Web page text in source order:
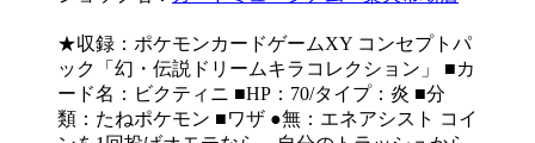
★収録：ポケモンカードゲームXY コンセプトパ
ック「幻・伝説ドリームキラコレクション」 ■カ
ード名：ビクティニ ■HP：70/タイプ：炎 ■分
類：たねポケモン ■ワザ ●無：エネアシスト コイ